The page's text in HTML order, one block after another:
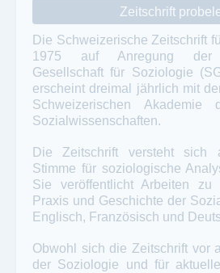
Zeitschrift
Die Schweizerische Zeitschrift
1975 auf Anregung der
Gesellschaft für Soziologie
erscheint dreimal jährlich mit
Schweizerischen Akademie
Sozialwissenschaften.
Die Zeitschrift versteht sich
Stimme für soziologische
Sie veröffentlicht Arbeiten zu
Praxis und Geschichte der
Englisch, Französisch und
Obwohl sich die Zeitschrift vor
der Soziologie und für